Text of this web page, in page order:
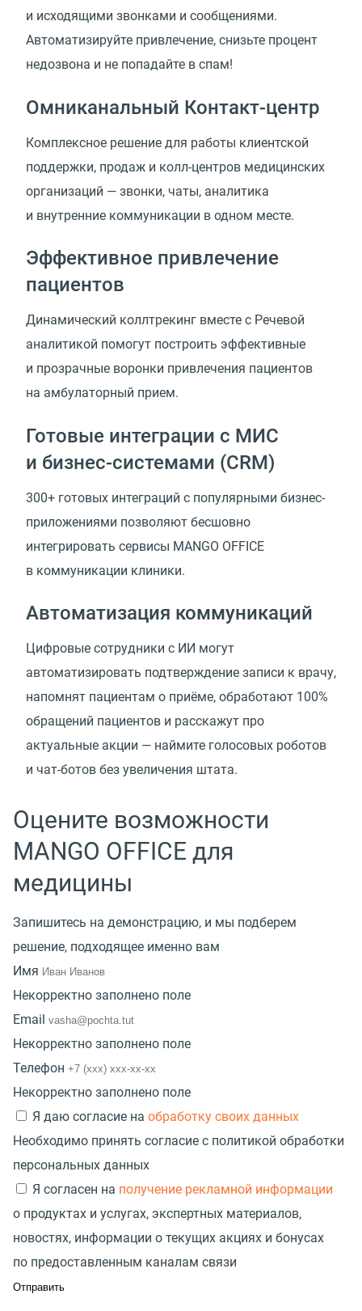
и исходящими звонками и сообщениями.
Автоматизируйте привлечение, снизьте процент
недозвона и не попадайте в спам!
Омниканальный Контакт-центр
Комплексное решение для работы клиентской
поддержки, продаж и колл-центров медицинских
организаций — звонки, чаты, аналитика
и внутренние коммуникации в одном месте.
Эффективное привлечение
пациентов
Динамический коллтрекинг вместе с Речевой
аналитикой помогут построить эффективные
и прозрачные воронки привлечения пациентов
на амбулаторный прием.
Готовые интеграции с МИС
и бизнес-системами (CRM)
300+ готовых интеграций с популярными бизнес-
приложениями позволяют бесшовно
интегрировать сервисы MANGO OFFICE
в коммуникации клиники.
Автоматизация коммуникаций
Цифровые сотрудники с ИИ могут
автоматизировать подтверждение записи к врачу,
напомнят пациентам о приёме, обработают 100%
обращений пациентов и расскажут про
актуальные акции — наймите голосовых роботов
и чат-ботов без увеличения штата.
Оцените возможности
MANGO OFFICE для
медицины
Запишитесь на демонстрацию, и мы подберем
решение, подходящее именно вам
Имя
Некорректно заполнено поле
Email
Некорректно заполнено поле
Телефон
Некорректно заполнено поле
Я даю согласие на обработку своих данных
Необходимо принять согласие с политикой обработки
персональных данных
Я согласен на получение рекламной информации
о продуктах и услугах, экспертных материалов,
новостях, информации о текущих акциях и бонусах
по предоставленным каналам связи